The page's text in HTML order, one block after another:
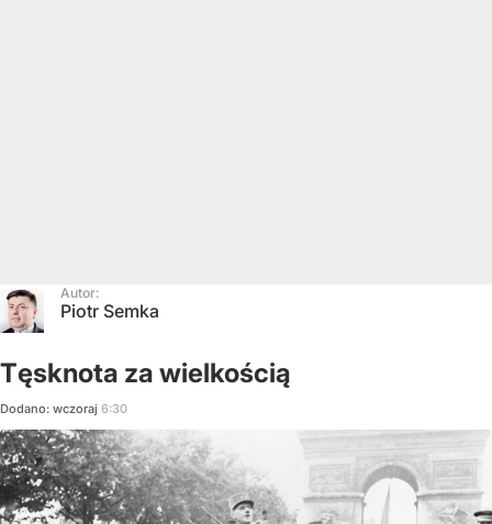
Autor:
Piotr Semka
Tęsknota za wielkością
Dodano: wczoraj 6:30